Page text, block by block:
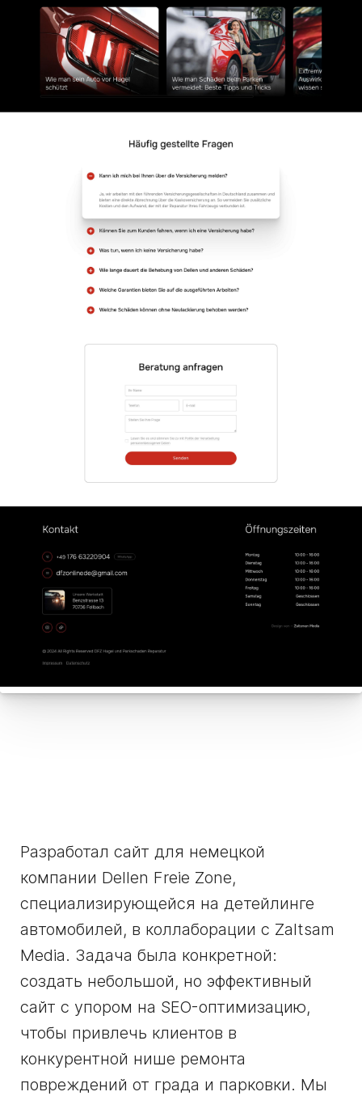
Разработал сайт для немецкой
компании Dellen Freie Zone,
специализирующейся на детейлинге
автомобилей, в коллаборации с Zaltsam
Media. Задача была конкретной:
создать небольшой, но эффективный
сайт с упором на SEO-оптимизацию,
чтобы привлечь клиентов в
конкурентной нише ремонта
повреждений от града и парковки. Мы